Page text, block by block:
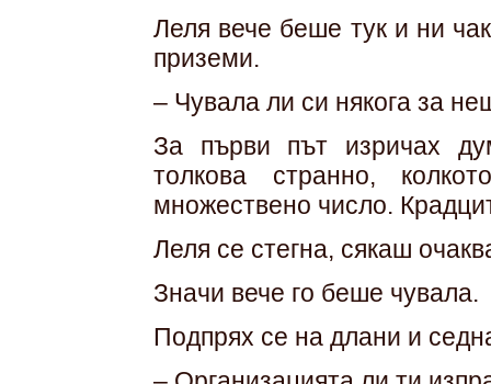
Леля вече беше тук и ни
приземи.
– Чувала ли си някога за
За първи път изричах
толкова странно,
множествено число.
Леля се стегна, сякаш
Значи вече го беше чувала.
Подпрях се на длани и